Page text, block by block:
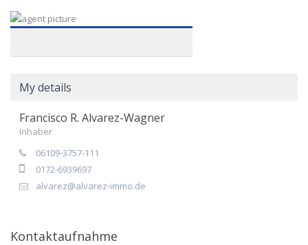
My details
Francisco R. Alvarez-Wagner
Inhaber
06109-3757-111
0172-6939697
alvarez@alvarez-immo.de
Kontaktaufnahme